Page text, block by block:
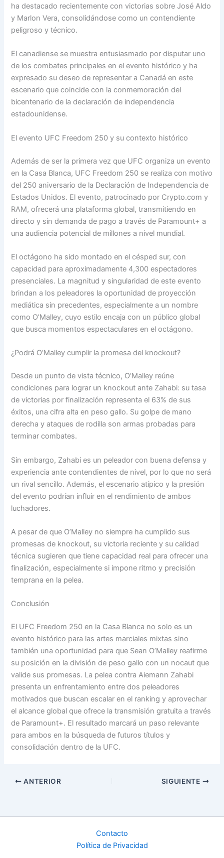
ha destacado recientemente con victorias sobre José Aldo
y Marlon Vera, consolidándose como un contendiente
peligroso y técnico.
El canadiense se muestra entusiasmado por disputar uno
de los combates principales en el evento histórico y ha
expresado su deseo de representar a Canadá en este
escenario que coincide con la conmemoración del
bicentenario de la declaración de independencia
estadounidense.
El evento UFC Freedom 250 y su contexto histórico
Además de ser la primera vez que UFC organiza un evento
en la Casa Blanca, UFC Freedom 250 se realiza con motivo
del 250 aniversario de la Declaración de Independencia de
Estados Unidos. El evento, patrocinado por Crypto.com y
RAM, ofrecerá una plataforma global, transmitiendo en
directo y sin demanda de pago a través de Paramount+ a
una audiencia potencial de millones a nivel mundial.
El octágono ha sido montado en el césped sur, con
capacidad para aproximadamente 4,300 espectadores
presenciales. La magnitud y singularidad de este evento
brindan a los peleadores la oportunidad de proyección
mediática sin precedentes, especialmente a un nombre
como O’Malley, cuyo estilo encaja con un público global
que busca momentos espectaculares en el octágono.
¿Podrá O’Malley cumplir la promesa del knockout?
Desde un punto de vista técnico, O’Malley reúne
condiciones para lograr un knockout ante Zahabi: su tasa
de victorias por finalización representa el 63% de sus
éxitos, una cifra alta en peso gallo. Su golpe de mano
derecha y ataques de rodilla son armas probadas para
terminar combates.
Sin embargo, Zahabi es un peleador con buena defensa y
experiencia ante contendientes de nivel, por lo que no será
un rival sencillo. Además, el escenario atípico y la presión
del evento podrían influir en el rendimiento de ambos
luchadores.
A pesar de que O’Malley no siempre ha cumplido sus
promesas de knockout, su victoria reciente y su calidad
técnica sugieren que tiene capacidad real para ofrecer una
finalización, especialmente si impone ritmo y precisión
temprana en la pelea.
Conclusión
El UFC Freedom 250 en la Casa Blanca no solo es un
evento histórico para las artes marciales mixtas sino
también una oportunidad para que Sean O’Malley reafirme
su posición en la división de peso gallo con un nocaut que
valide sus promesas. La pelea contra Aiemann Zahabi
presenta un enfrentamiento entre dos peleadores
motivados que buscan escalar en el ranking y aprovechar
el alcance global que ofrece la transmisión gratuita a través
de Paramount+. El resultado marcará un paso relevante
para ambos en la búsqueda de futuros títulos y
consolidación dentro de la UFC.
ANTERIOR SIGUIENTE
Contacto
Política de Privacidad